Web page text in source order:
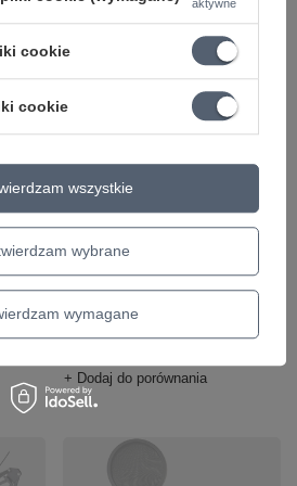
Statyw do gitary KA-
LINE STAND J-40B
24,06 zł
Najniższa cena z 30 dni przed
obniżką:24,80 zł -2%
+ Dodaj do porównania
aktywne
cookie
cookie
wybrane
wymagane
wszystkie